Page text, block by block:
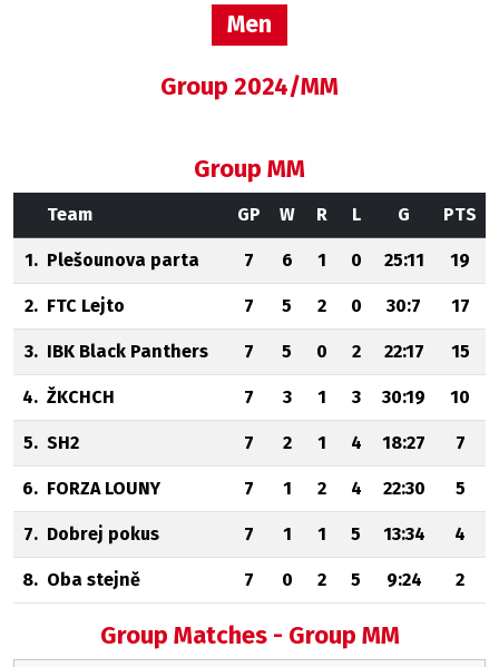
Men
Group 2024/MM
Group MM
Team GP W R L G PTS
1. Plešounova parta 7 6 1 0 25:11 19
2. FTC Lejto 7 5 2 0 30:7 17
3. IBK Black Panthers 7 5 0 2 22:17 15
4. ŽKCHCH 7 3 1 3 30:19 10
5. SH2 7 2 1 4 18:27 7
6. FORZA LOUNY 7 1 2 4 22:30 5
7. Dobrej pokus 7 1 1 5 13:34 4
8. Oba stejně 7 0 2 5 9:24 2
Group Matches - Group MM